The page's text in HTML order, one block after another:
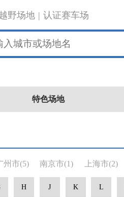
野场地 | 认证赛车场
特色场地
州市(5) 南京市(1) 上海市(2)
H J K L